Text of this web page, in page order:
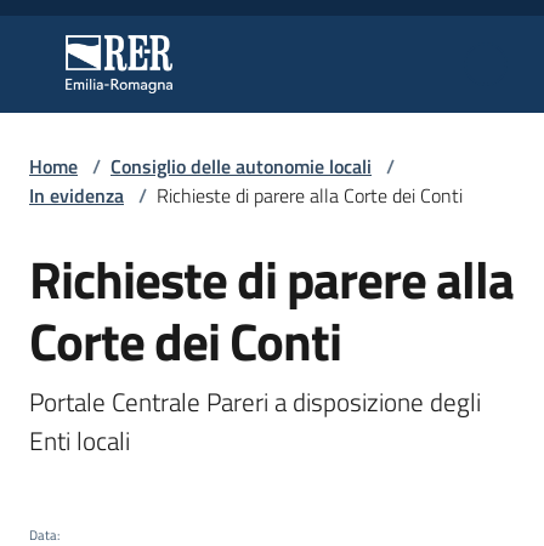
Regione Emilia-Romagna
Regione Emilia-Romagna
Regione
Novità
Leggi
Home / Consiglio delle autonomie locali /
In evidenza / Richieste di parere alla Corte dei Conti
Salta al contenuto
Richieste di parere alla
Corte dei Conti
Portale Centrale Pareri a disposizione degli
Enti locali
Data: